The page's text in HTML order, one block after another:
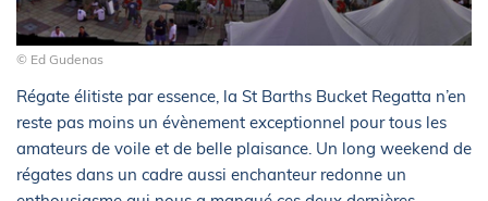
© Ed Gudenas
Régate élitiste par essence, la St Barths Bucket Regatta n’en
reste pas moins un évènement exceptionnel pour tous les
amateurs de voile et de belle plaisance. Un long weekend de
régates dans un cadre aussi enchanteur redonne un